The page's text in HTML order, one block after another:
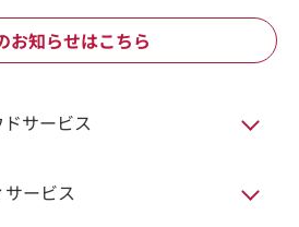
お知らせはこちら
サービス
ービス